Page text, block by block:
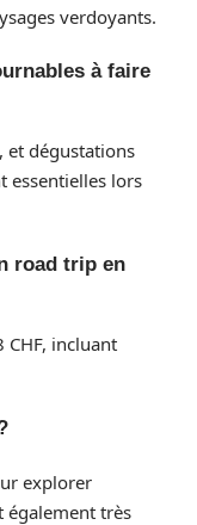
verdoyants.
à faire
et dégustations
essentielles lors
road trip en
incluant
explorer
également très